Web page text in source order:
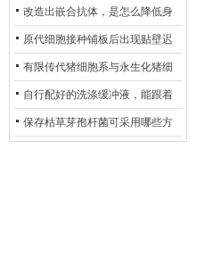
查？
的LOD与LOQ性能？
改造出嵌合抗体，是怎么降低身
体生成抗鼠抗体（HAMA）的？
原代细胞接种铺板后出现贴壁迟
缓、悬浮细胞数量偏多的现象的
主要诱因
有限传代猪细胞系与永生化猪细
胞系，二者在增殖存活周期上有
什么区别？
自行配好的洗涤缓冲液，能跟着
试剂盒原装干粉放一处储存吗？
保存枯草芽孢杆菌可采用哪些方